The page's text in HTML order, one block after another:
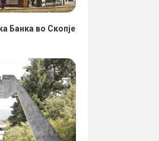
Банка во Скопје